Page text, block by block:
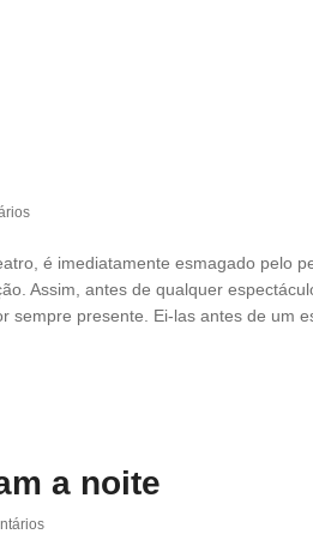
é imediatamente esmagado pelo
Assim, antes de qualquer
presente. Ei-las antes de um
a noite